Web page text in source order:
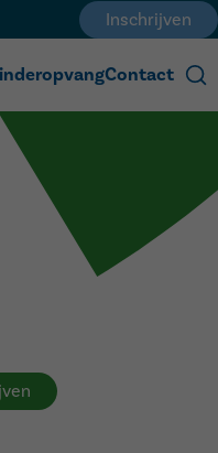
Inschrijven
Contact